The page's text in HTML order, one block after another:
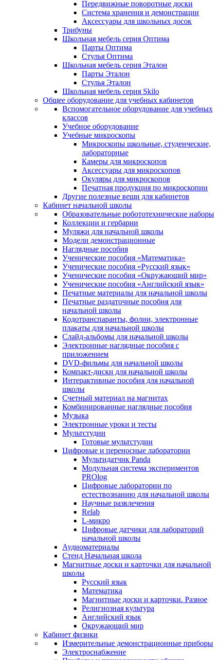
Передвижные поворотные доски
Система хранения и демонстрации
Аксессуары для школьных досок
Трибуны
Школьная мебель серия Оптима
Парты Оптима
Стулья Оптима
Школьная мебель серия Эталон
Парты Эталон
Стулья Эталон
Школьная мебель серия Skilo
Общее оборудование для учебных кабинетов
Вспомогательное оборудование для учебных
классов
Учебное оборудование
Учебные микроскопы
Микроскопы школьные, студенческие,
лабораторные
Камеры для микроскопов
Аксессуары для микроскопов
Окуляры для микроскопов
Печатная продукция по микроскопии
Другие полезные вещи для кабинетов
Кабинет начальной школы
Образовательные робототехнические наборы
Коллекции и гербарии
Муляжи для начальной школы
Модели демонстрационные
Наглядные пособия
Ученические пособия «Математика»
Ученические пособия «Русский язык»
Ученические пособия «Окружающий мир»
Ученические пособия «Английский язык»
Печатные материалы для начальной школы
Печатные раздаточные пособия для
начальной школы
Кодотранспаранты, фолии, электронные
плакаты для начальной школы
Слайд-альбомы для начальной школы
Электронные наглядные пособия с
приложением
DVD-фильмы для начальной школы
Компакт-диски для начальной школы
Интерактивные пособия для начальной
школы
Счетный материал на магнитах
Комбинированные наглядные пособия
Музыка
Электронные уроки и тесты
Мультстудии
Готовые мультстудии
Цифровые и переносные лаборатории
Мультидатчик Panda
Модульная система экспериментов
PROlog
Цифровые лаборатории по
естествознанию для начальной школы
Научные развлечения
Relab
L-микро
Цифровые датчики для лабораторий
начальной школы
Аудиоматериалы
Стенд Начальная школа
Магнитные доски и карточки для начальной
школы
Русский язык
Математика
Магнитные доски и карточки. Разное
Религиозная культура
Английский язык
Окружающий мир
Кабинет физики
Измерительные демонстрационные приборы
Электроснабжение